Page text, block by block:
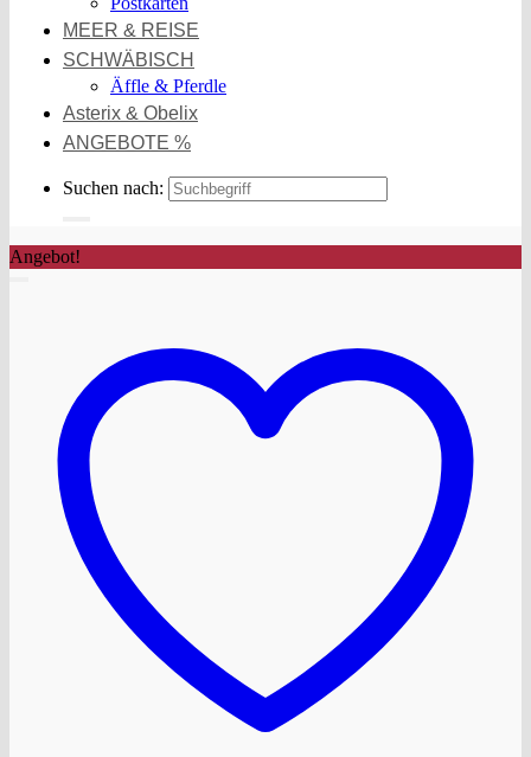
MEER & REISE
SCHWÄBISCH
Äffle & Pferdle
Asterix & Obelix
ANGEBOTE %
Suchen nach:
Angebot!